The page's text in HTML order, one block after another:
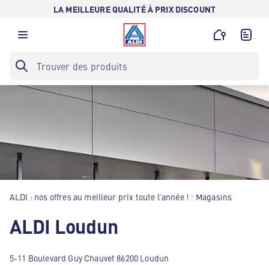
LA MEILLEURE QUALITÉ À PRIX DISCOUNT
ALDI : nos offres au meilleur prix toute l’année ! Magasins
ALDI Loudun
5-11 Boulevard Guy Chauvet 86200 Loudun